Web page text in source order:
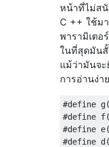
หน้าที่ไม่ส
C ++ ใช้ม
พารามิเตอ
ในที่สุดมัน
แม้ว่ามันจะ
การอ่านง่า
#define
#define
#define
#define